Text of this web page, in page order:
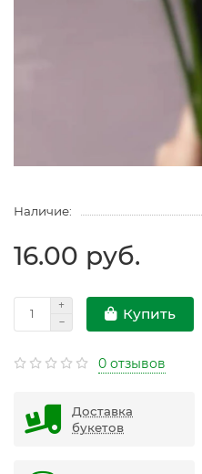
Наличие:
16.00 руб.
Купить
0 отзывов
Доставка
букетов